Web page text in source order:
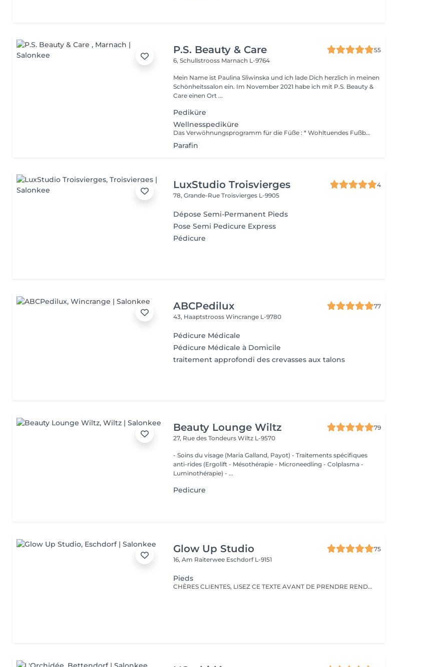
P.S. Beauty & Care
55
6, Schullstrooss Marnach L-9764
Mein Name ist Paulina Sliwinska und ich lade Dich herzlich in meinen
Schönheitssalon ein. Im November 2021 habe ich mit P.S. Beauty &
Care einen Ort ...
Pediküre
Wellnesspediküre
Das Verwöhnungsprogramm für die Füße : * Wohltuendes Fußbad * Peeling der Füße * Nägel kurzen und feilen Nagelhaut weg machen + Hornhaut glätten * Entspannung Massage
Parafin
LuxStudio Troisvierges
4
78, Grande-RueTroisvierges L-9905
Dépose Semi-Permanent Pieds
Pose Semi Pedicure Express
Pédicure
ABCPedilux
77
43, HaaptstroossWincrange L-9780
Pédicure Médicale
Pédicure Médicale à Domicile
traitement approfondi des crevasses aux talons
Beauty Lounge Wiltz
79
27, Rue des TondeursWiltz L-9570
- Soins du visage (Maria Galland, Payot) - Traitements spécifiques
anti-rides (Ergolift - Mésothérapie - Microneedling - Colplasma -
Luminothérapie) - ...
Pedicure
Glow Up Studio
75
16, Am Raiterwee Eschdorf L-9151
Pieds
CHÈRES CLIENTES, LISEZ CE TEXTE AVANT DE PRENDRE RENDEZ-VOUS!!! Pour une belle pédicure, je porte une attention particulière à chaque détail. Veuillez noter que je ne propose aucun traitement pour les ongles atteints d'infections fongiques. Si vous avez des taches blanches, brunes ou jaunes, je vous recommande de consulter un médecin ou un podologue. Votre santé est ma priorité!